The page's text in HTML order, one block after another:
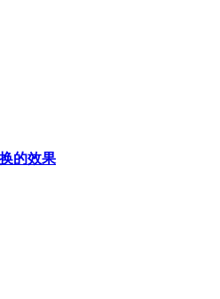
的效果